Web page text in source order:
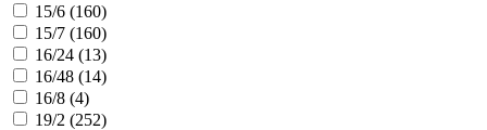
15/6 (160)
15/7 (160)
16/24 (13)
16/48 (14)
16/8 (4)
19/2 (252)